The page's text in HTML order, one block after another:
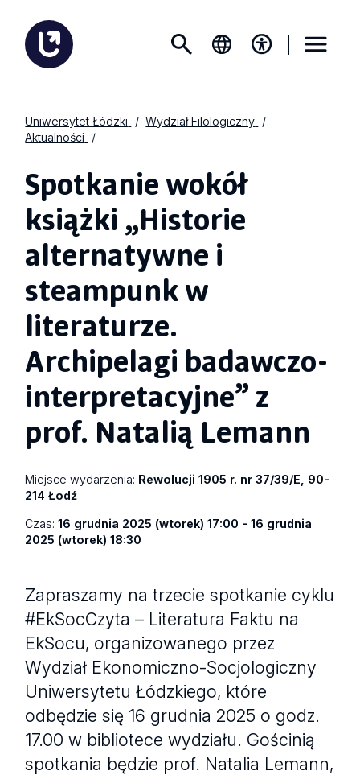
Uniwersytet Łódzki
Wydział Filologiczny
Aktualności
Spotkanie wokół
książki „Historie
alternatywne i
steampunk w
literaturze.
Archipelagi badawczo-
interpretacyjne” z
prof. Natalią Lemann
Miejsce wydarzenia: Rewolucji 1905 r. nr 37/39/E, 90-
214 Łodź
Czas:16 grudnia 2025 (wtorek) 17:00 - 16 grudnia
2025 (wtorek) 18:30
Zapraszamy na trzecie spotkanie cyklu
#EkSocCzyta – Literatura Faktu na
EkSocu, organizowanego przez
Wydział Ekonomiczno-Socjologiczny
Uniwersytetu Łódzkiego, które
odbędzie się 16 grudnia 2025 o godz.
17.00 w bibliotece wydziału. Gościnią
spotkania będzie prof. Natalia Lemann,